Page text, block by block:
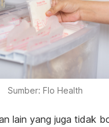
Sumber: Flo Health
lain yang juga tidak